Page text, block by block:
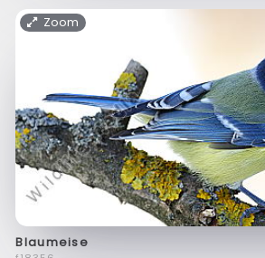
Zoom
Blaumeise